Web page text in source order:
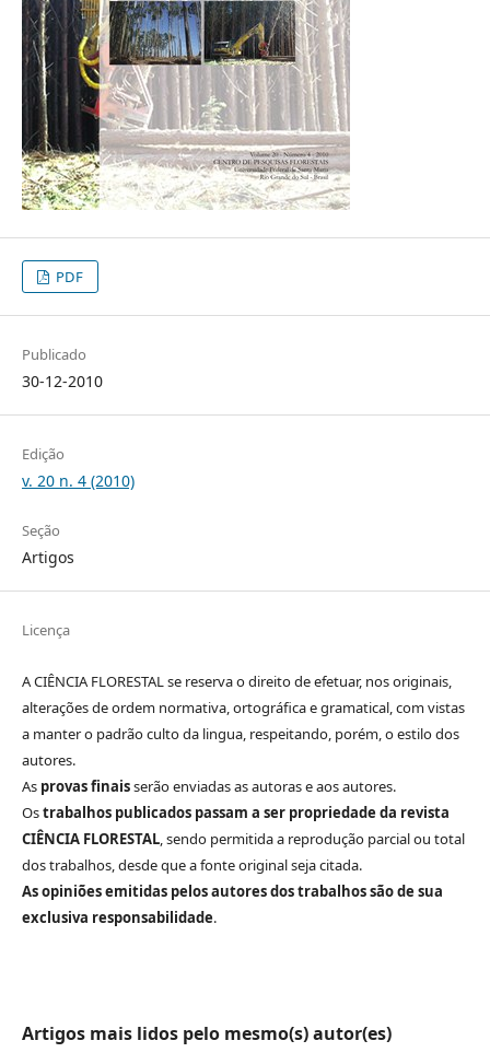
PDF
Publicado
30-12-2010
Edição
v. 20 n. 4 (2010)
Seção
Artigos
Licença
A CIÊNCIA FLORESTAL se reserva o direito de efetuar, nos originais,
alterações de ordem normativa, ortográfica e gramatical, com vistas
a manter o padrão culto da lingua, respeitando, porém, o estilo dos
autores.
As provas finaisserão enviadas as autoras e aos autores.
Ostrabalhos publicados passam a ser propriedade da revista
CIÊNCIA FLORESTAL, sendo permitida a reprodução parcial ou total
dos trabalhos, desde que a fonte original seja citada.
As opiniões emitidas pelos autores dos trabalhos são de sua
exclusiva responsabilidade.
Artigos mais lidos pelo mesmo(s) autor(es)